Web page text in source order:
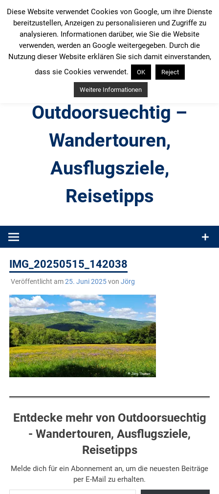
Inhalt
springen
Outdoorsuechtig –
Wandertouren,
Ausflugsziele,
Reisetipps
Produkttests und Buchrezensionen. Ein Blog für alle, die gern
IMG_20250515_142038
Veröffentlicht am25. Juni 2025von Jörg
Entdecke mehr von Outdoorsuechtig
- Wandertouren, Ausflugsziele,
Reisetipps
Melde dich für ein Abonnement an, um die neuesten Beiträge
per E-Mail zu erhalten.
Gib deine E-Mail-Adresse ein ...
Diese Website verwendet Cookies von Google, um ihre Dienste
bereitzustellen, Anzeigen zu personalisieren und Zugriffe zu
analysieren. Informationen darüber, wie Sie die Website
verwenden, werden an Google weitergegeben. Durch die
Nutzung dieser Website erklären Sie sich damit einverstanden,
dass sie Cookies verwendet.
OK Reject
Weitere Informationen